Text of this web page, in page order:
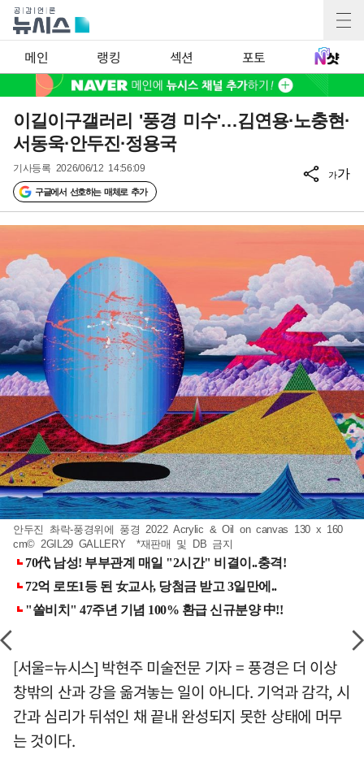
메인 랭킹 섹션 포토
이길이구갤러리 '풍경 미수'…김연용·노충현·
서동욱·안두진·정용국
기사등록 2026/06/12 14:56:09
구글에서 선호하는 매체로 추가
가가
안두진 촤락-풍경위에 풍경 2022 Acrylic & Oil on canvas 130 x 160
cm© 2GIL29 GALLERY *재판매 및 DB 금지
[서울=뉴시스] 박현주 미술전문 기자 = 풍경은 더 이상
창밖의 산과 강을 옮겨놓는 일이 아니다. 기억과 감각, 시
간과 심리가 뒤섞인 채 끝내 완성되지 못한 상태에 머무
는 것이다.